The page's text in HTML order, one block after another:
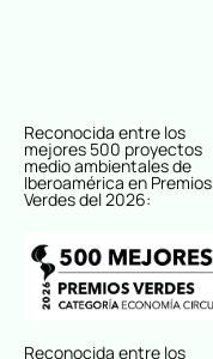
Reconocida entre los
mejores 500 proyectos
medio ambientales de
Iberoamérica en Premios
Verdes del 2026:
Reconocida entre los